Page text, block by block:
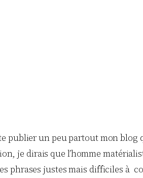
publier un peu partout mon blog
je dirais que l’homme
phrases justes mais difficiles